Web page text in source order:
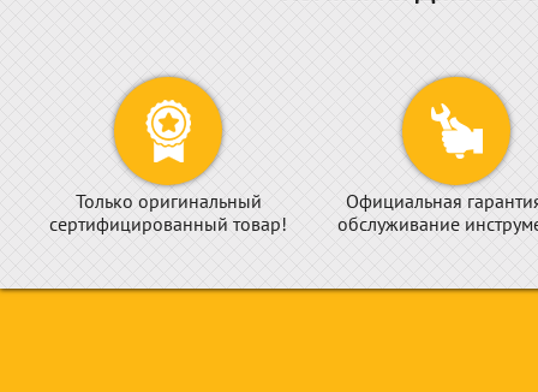
Только оригинальный
сертифицированный товар!
Официальная
обслуживание